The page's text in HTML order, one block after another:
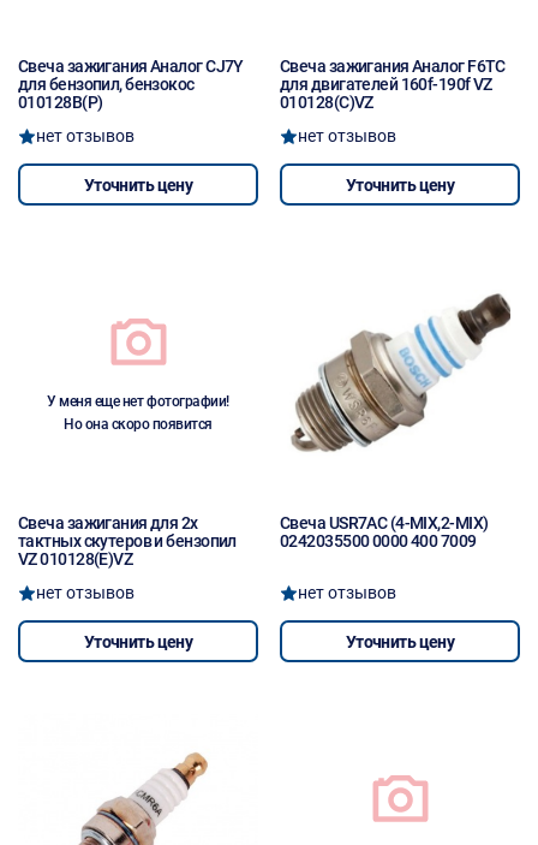
Свеча зажигания Аналог CJ7Y
для бензопил, бензокос
010128B(P)
нет отзывов
Уточнить цену
Свеча зажигания Аналог F6TC
для двигателей 160f-190f VZ
010128(C)VZ
нет отзывов
Уточнить цену
У меня еще нет фотографии!
Но она скоро появится
Свеча зажигания для 2х
тактных скутеров и бензопил
VZ 010128(E)VZ
нет отзывов
Уточнить цену
Свеча USR7AC (4-MIX,2-MIX)
0242035500 0000 400 7009
нет отзывов
Уточнить цену